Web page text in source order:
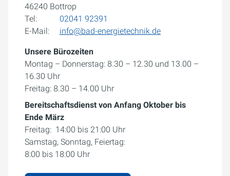
46240 Bottrop
Tel:
02041 92391
E-Mail:
info@bad-energietechnik.de
Unsere Bürozeiten
Montag – Donnerstag: 8.30 – 12.30 und 13.00 –
16.30 Uhr
Freitag: 8.30 – 14.00 Uhr
Bereitschaftsdienst von Anfang Oktober bis
Ende März
Freitag: 14:00 bis 21:00 Uhr
Samstag, Sonntag, Feiertag:
8:00 bis 18:00 Uhr